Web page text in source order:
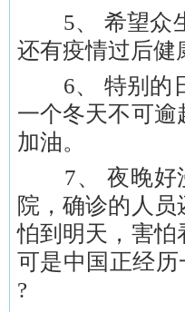
5、 希望众生
还有疫情过后健
6、 特别的日
一个冬天不可
加油。
7、 夜晚好漫
院，确诊的人
怕到明天，害
可是中国正经
?